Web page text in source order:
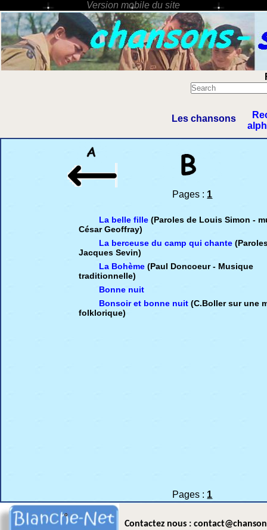
Les chansons
Pages : 1
La belle fille(Paroles de Louis Simon -
César Geoffray)
La berceuse du camp qui chante
Jacques Sevin)
La Bohème (Paul Doncoeur - Musique
traditionnelle)
Bonne nuit
Bonsoir et bonne nuit (C.Boller sur une
folklorique)
Pages : 1
Contactez nous :